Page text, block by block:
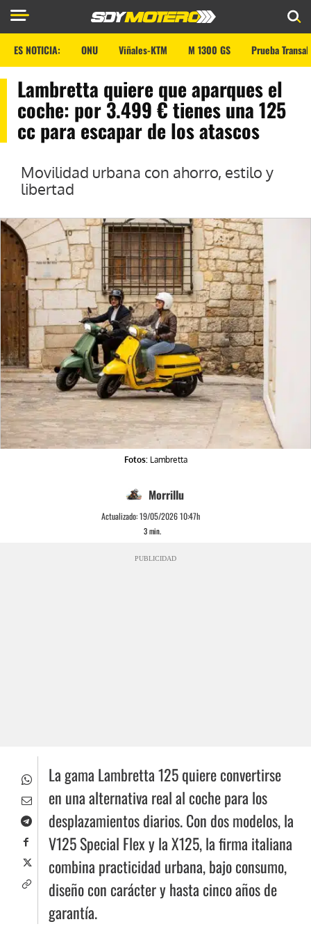
ES NOTICIA: ONU Viñales-KTM M 1300 GS Prueba
Lambretta quiere que aparques el
coche: por 3.499 € tienes una 125
cc para escapar de los atascos
Movilidad urbana con ahorro, estilo y
libertad
Fotos:Lambretta
Morrillu
Actualizado:19/05/2026 10:47h
3min.
PUBLICIDAD
La gama Lambretta 125 quiere convertirse
en una alternativa real al coche para los
desplazamientos diarios. Con dos modelos, la
V125 Special Flex y la X125, la firma italiana
combina practicidad urbana, bajo consumo,
diseño con carácter y hasta cinco años de
garantía.